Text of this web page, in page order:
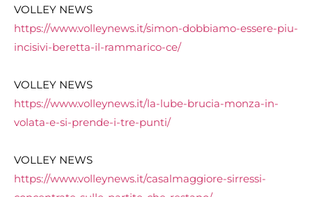
VOLLEY NEWS
https://www.volleynews.it/simon-dobbiamo-essere-piu-
incisivi-beretta-il-rammarico-ce/
VOLLEY NEWS
https://www.volleynews.it/la-lube-brucia-monza-in-
volata-e-si-prende-i-tre-punti/
VOLLEY NEWS
https://www.volleynews.it/casalmaggiore-sirressi-